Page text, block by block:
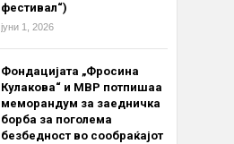
фестивал“)
јуни 1, 2026
Фондацијата „Фросина
Кулакова“ и МВР потпишаа
меморандум за заедничка
борба за поголема
безбедност во сообраќајот